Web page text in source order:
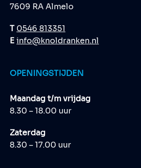
7609 RA Almelo
T 0546 813351
Einfo@knoldranken.nl
OPENINGSTIJDEN
Maandag t/m vrijdag
8.30 – 18.00 uur
Zaterdag
8.30 – 17.00 uur